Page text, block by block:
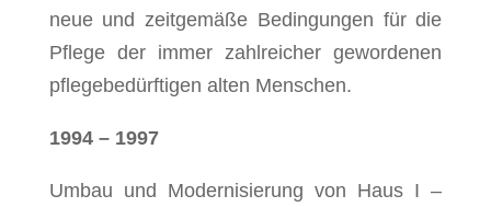
neue und zeitgemäße Bedingungen für die
Pflege der immer zahlreicher gewordenen
pflegebedürftigen alten Menschen.
1994 – 1997
Umbau und Modernisierung von Haus I –